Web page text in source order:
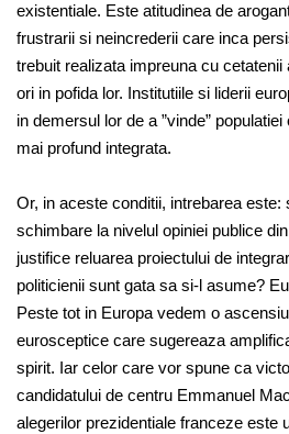
existentiale. Este atitudinea de
frustrarii si neincrederii care inca
trebuit realizata impreuna cu
ori in pofida lor. Institutiile si liderii
in demersul lor de a ”vinde”
mai profund integrata.
Or, in aceste conditii, intrebarea este:
schimbare la nivelul opiniei publice
justifice reluarea proiectului de
politicienii sunt gata sa si-l asume?
Peste tot in Europa vedem o
eurosceptice care sugereaza
spirit. Iar celor care vor spune ca
candidatului de centru Emmanuel
alegerilor prezidentiale franceze este